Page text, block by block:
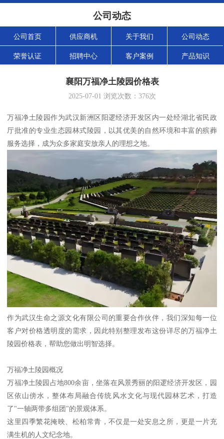
公司动态
公司首页 供应商机 关于我们 公司动态
荣誉认证 招聘中心 客户案例 产品知识
襄阳万福净土陵园价格表
2025-07-01 浏览次数： 376次
万福净土陵园作为武汉新洲区阳逻经济开发区内一处经湖北省民政
厅批准的专业生态园林式陵园，以其优美的自然环境和丰富的殡葬
服务选择，成为众多家庭安放亲人的理想之地。
作为武汉生命之源文化有限公司的重要合作伙伴，我们深知每一位
客户对价格透明度的需求，因此特别整理发布这份详尽的万福净土
陵园价格表，帮助您做出明智选择。
万福净土陵园概况
万福净土陵园占地800余亩，坐落在风景秀丽的阳逻经济开发区，园
区依山傍水，整体布局融合传统风水文化与现代园林艺术，打造
了"一轴两带多组团"的景观体系。
这里四季繁花掩映、松柏常青，不仅是一处安息之所，更是一片充
满生机的人文纪念地。